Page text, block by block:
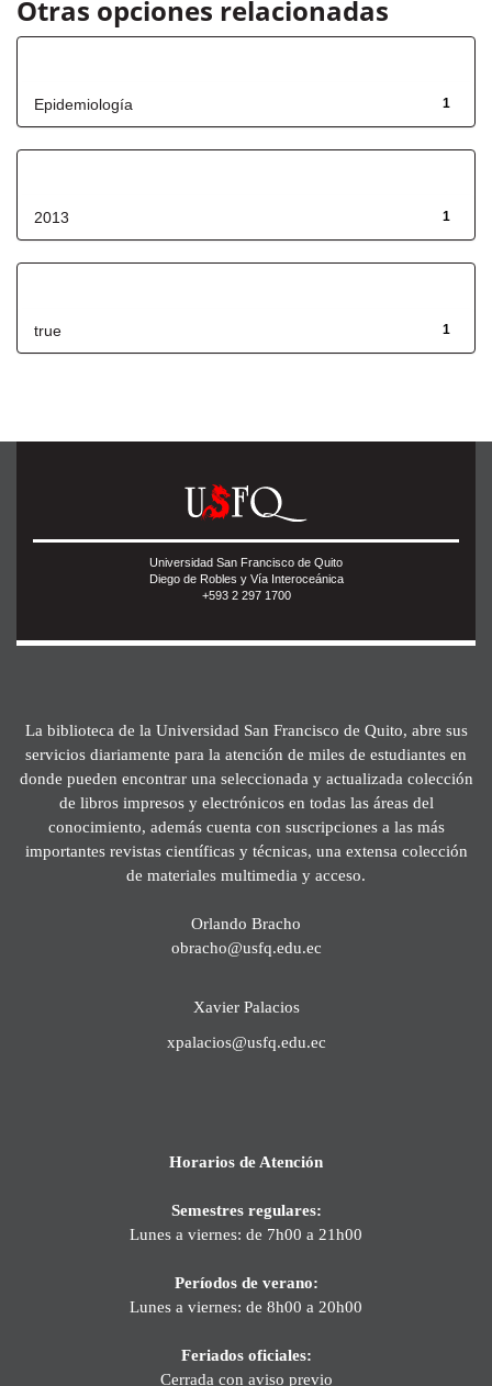
Otras opciones relacionadas
1
Epidemiología
1
2013
1
true
Universidad San Francisco de Quito
Diego de Robles y Vía Interoceánica
+593 2 297 1700
La biblioteca de la Universidad San Francisco de Quito, abre sus
servicios diariamente para la atención de miles de estudiantes en
donde pueden encontrar una seleccionada y actualizada colección
de libros impresos y electrónicos en todas las áreas del
conocimiento, además cuenta con suscripciones a las más
importantes revistas científicas y técnicas, una extensa colección
de materiales multimedia y acceso.
Orlando Bracho
obracho@usfq.edu.ec
Xavier Palacios
xpalacios@usfq.edu.ec
Horarios de Atención
Semestres regulares:
Lunes a viernes: de 7h00 a 21h00
Períodos de verano:
Lunes a viernes: de 8h00 a 20h00
Feriados oficiales:
Cerrada con aviso previo